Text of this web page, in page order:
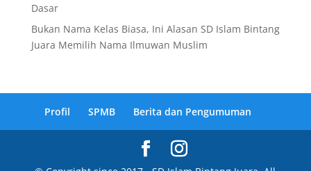
Dasar
Bukan Nama Kelas Biasa, Ini Alasan SD Islam Bintang
Juara Memilih Nama Ilmuwan Muslim
Profil SPMB Berita dan Pengumuman